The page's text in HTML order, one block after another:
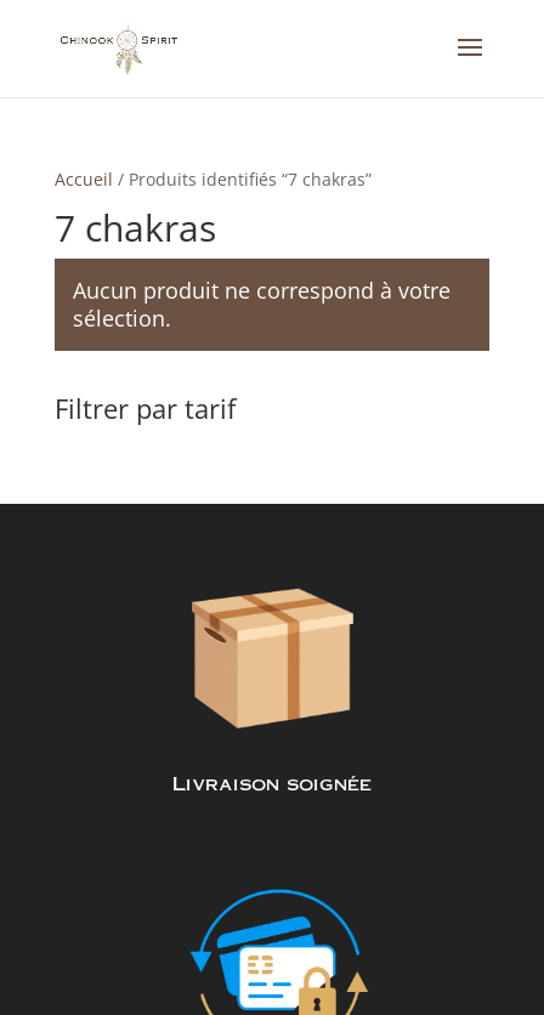
Accueil / Produits identifiés “7 chakras”
7 chakras
Aucun produit ne correspond à votre
sélection.
Filtrer par tarif
Livraison soignée